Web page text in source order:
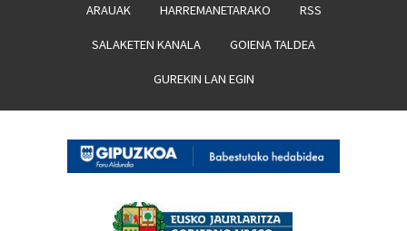
ARAUAK HARREMANETARAKO RSS
SALAKETEN KANALA GOIENA TALDEA
GUREKIN LAN EGIN